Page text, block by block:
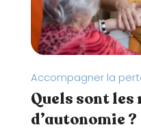
Accompagner la
Quels sont les
d’autonomie ?